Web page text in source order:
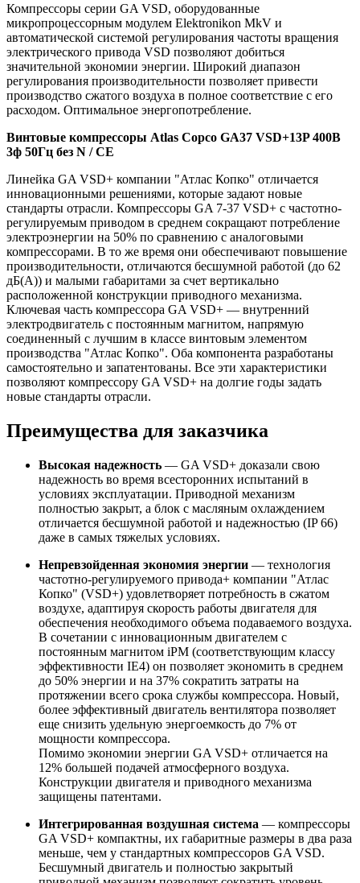
Компрессоры серии GA VSD, оборудованные
микропроцессорным модулем Elektronikon MkV и
автоматической системой регулирования частоты вращения
электрического привода VSD позволяют добиться
значительной экономии энергии. Широкий диапазон
регулирования производительности позволяет привести
производство сжатого воздуха в полное соответствие с его
расходом. Оптимальное энергопотребление.
Винтовые компрессоры Atlas Copco GA37 VSD+13P 400В
3ф 50Гц без N / СЕ
Линейка GA VSD+ компании "Атлас Копко" отличается
инновационными решениями, которые задают новые
стандарты отрасли. Компрессоры GA 7-37 VSD+ с частотно-
регулируемым приводом в среднем сокращают потребление
электроэнергии на 50% по сравнению с аналоговыми
компрессорами. В то же время они обеспечивают повышение
производительности, отличаются бесшумной работой (до 62
дБ(A)) и малыми габаритами за счет вертикально
расположенной конструкции приводного механизма.
Ключевая часть компрессора GA VSD+ — внутренний
электродвигатель с постоянным магнитом, напрямую
соединенный с лучшим в классе винтовым элементом
производства "Атлас Копко". Оба компонента разработаны
самостоятельно и запатентованы. Все эти характеристики
позволяют компрессору GA VSD+ на долгие годы задать
новые стандарты отрасли.
Преимущества для заказчика
Высокая надежность — GA VSD+ доказали свою
надежность во время всесторонних испытаний в
условиях эксплуатации. Приводной механизм
полностью закрыт, а блок с масляным охлаждением
отличается бесшумной работой и надежностью (IP 66)
даже в самых тяжелых условиях.
Непревзойденная экономия энергии — технология
частотно-регулируемого привода+ компании "Атлас
Копко" (VSD+) удовлетворяет потребность в сжатом
воздухе, адаптируя скорость работы двигателя для
обеспечения необходимого объема подаваемого воздуха.
В сочетании с инновационным двигателем с
постоянным магнитом iPM (соответствующим классу
эффективности IE4) он позволяет экономить в среднем
до 50% энергии и на 37% сократить затраты на
протяжении всего срока службы компрессора. Новый,
более эффективный двигатель вентилятора позволяет
еще снизить удельную энергоемкость до 7% от
мощности компрессора.
Помимо экономии энергии GA VSD+ отличается на
12% большей подачей атмосферного воздуха.
Конструкции двигателя и приводного механизма
защищены патентами.
Интегрированная воздушная система — компрессоры
GA VSD+ компактны, их габаритные размеры в два раза
меньше, чем у стандартных компрессоров GA VSD.
Бесшумный двигатель и полностью закрытый